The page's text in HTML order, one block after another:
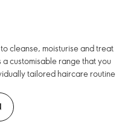
cleanse, moisturise and treat
customisable range that you
tailored haircare routine